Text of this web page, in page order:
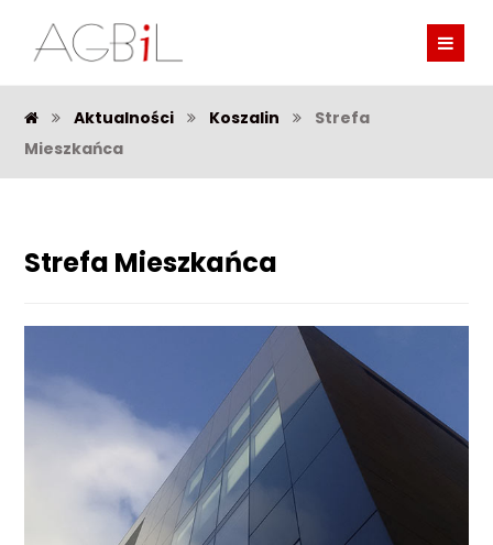
Aktualności Koszalin
Strefa
Mieszkańca
Strefa Mieszkańca